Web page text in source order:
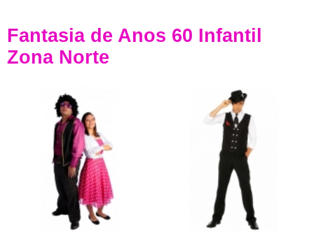
Fantasia de Anos 60 Infantil
Zona Norte